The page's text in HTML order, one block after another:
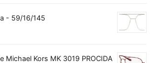
- 59/16/145
Michael Kors MK 3019 PROCIDA